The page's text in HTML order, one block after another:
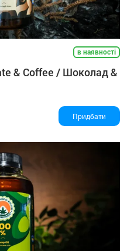
в наявності
& Coffee / Шоколад &
Придбати